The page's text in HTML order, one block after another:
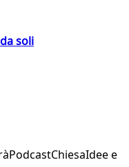
soli
PodcastChiesaIdee e